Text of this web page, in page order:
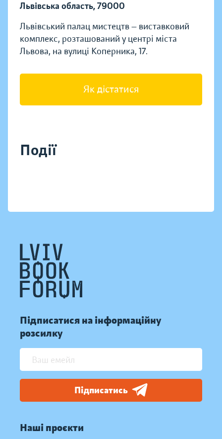
Львівська область, 79000
Львівський палац мистецтв — виставковий
комплекс, розташований у центрі міста
Львова, на вулиці Коперника, 17.
Як дістатися
Події
Підписатися на інформаційну
розсилку
Підписатись
Наші проєкти